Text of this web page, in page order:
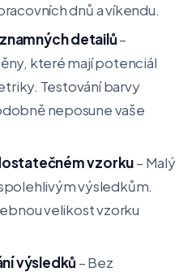
dnů a víkendu.
detailů–
které mají potenciál
Testování barvy
neposune vaše
vzorku– Malý
výsledkům.
velikost vzorku
výsledků – Bez